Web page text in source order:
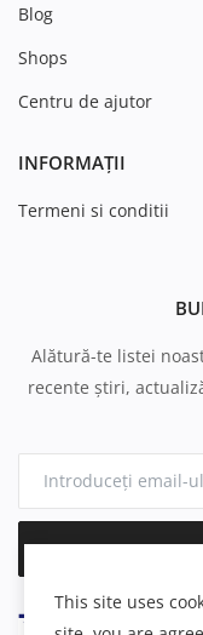
Blog
Shops
Centru de ajutor
INFORMAȚII
Termeni si conditii
Alătură-te listei
recente știri,
This site uses